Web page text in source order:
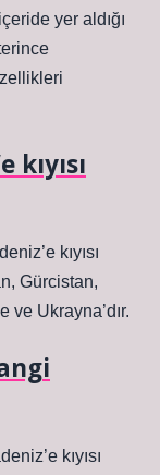
yer aldığı
kıyısı
kıyısı
Gürcistan,
Ukrayna’dır.
kıyısı